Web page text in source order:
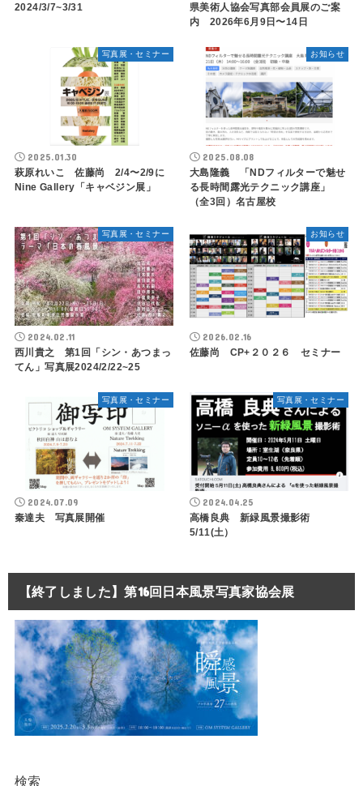
2024/3/7~3/31
県美術人協会写真部会員展のご案
内 2026年6月9日〜14日
写真展・セミナー
2025.01.30
萩原れいこ 佐藤尚 2/4〜2/9に
Nine Gallery「キャベジン展」
お知らせ
2025.08.08
大島隆義 「NDフィルターで魅せ
る長時間露光テクニック講座」
（全3回）名古屋校
写真展・セミナー
2024.02.11
西川貴之 第1回「シン・あつまっ
てん」写真展2024/2/22~25
お知らせ
2026.02.16
佐藤尚 CP+２０２６ セミナー
写真展・セミナー
2024.07.09
秦達夫 写真展開催
写真展・セミナー
2024.04.25
高橋良典 新緑風景撮影術
5/11(土）
【終了しました】第16回日本風景写真家協会展
検索